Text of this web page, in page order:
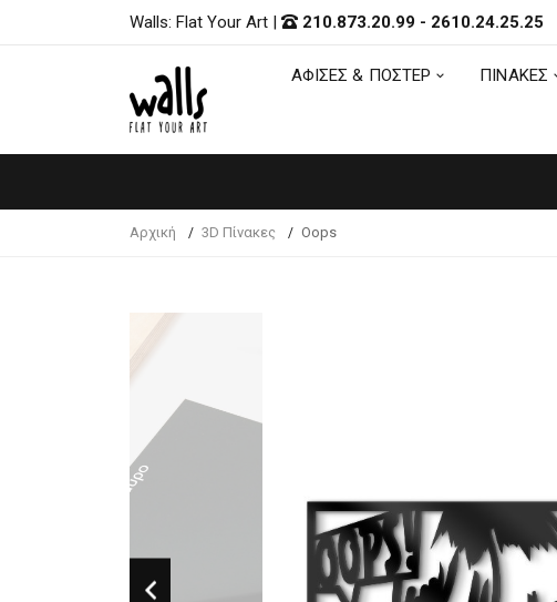
ΑΦΙΣΕΣ & ΠΟΣΤΕΡ ΠΙΝΑΚΕΣ
Walls: Flat Your Art | 210.873.20.99 - 2610.24.25.25
ΑΦΙΣΕΣ & ΠΟΣΤΕΡ ΠΙΝΑΚΕΣ
Αρχική 3D Πίνακες Oops